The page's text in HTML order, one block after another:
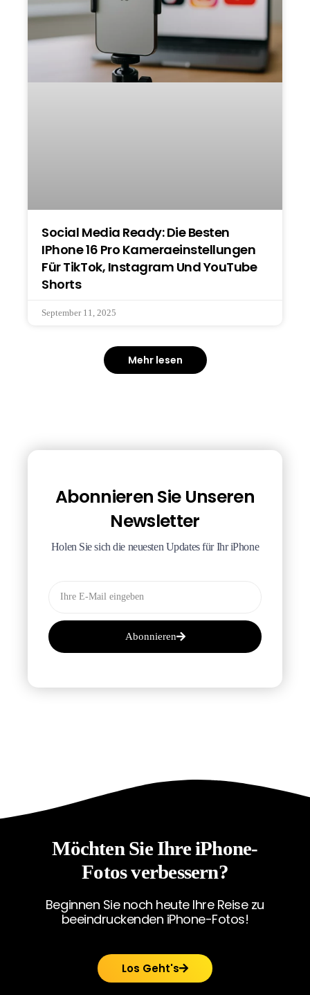
Social Media Ready: Die Besten
IPhone 16 Pro Kameraeinstellungen
Für TikTok, Instagram Und YouTube
Shorts
September 11, 2025
Mehr lesen
Abonnieren Sie Unseren
Newsletter
Holen Sie sich die neuesten Updates für Ihr iPhone
Abonnieren
Möchten Sie Ihre iPhone-
Fotos verbessern?
Beginnen Sie noch heute Ihre Reise zu
beeindruckenden iPhone-Fotos!
Los Geht's